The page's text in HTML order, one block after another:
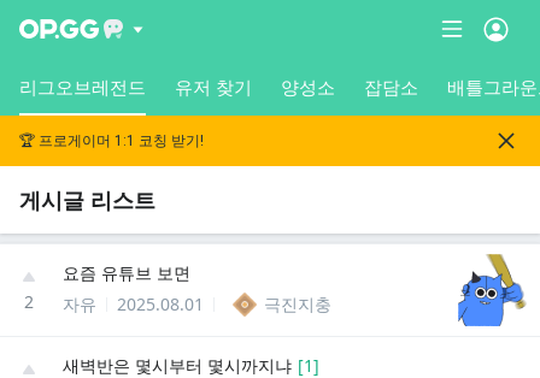
리그오브레전드 유저 찾기 양성소 잡담소 배틀그라
🏆 프로게이머 1:1 코칭 받기!
게시글 리스트
2
요즘 유튜브 보면
자유
2025.08.01 극진지충
새벽반은 몇시부터 몇시까지냐 [1]